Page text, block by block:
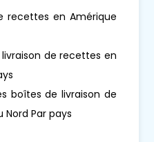
recettes en Amérique
livraison de recettes en
boîtes de livraison de
Par pays